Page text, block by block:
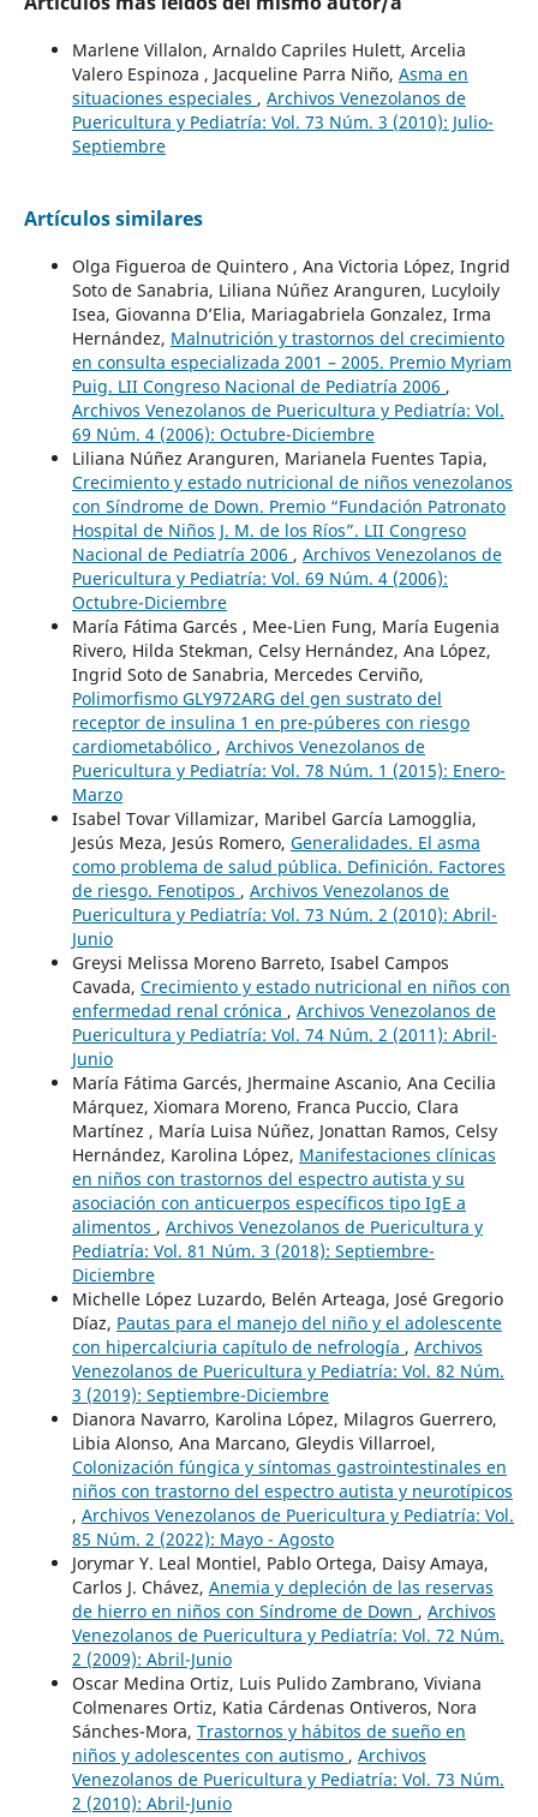
Marlene Villalon, Arnaldo Capriles Hulett, Arcelia
Valero Espinoza , Jacqueline Parra Niño, Asma en
situaciones especiales , Archivos Venezolanos de
Puericultura y Pediatría: Vol. 73 Núm. 3 (2010): Julio-
Septiembre
Artículos similares
Olga Figueroa de Quintero , Ana Victoria López, Ingrid
Soto de Sanabria, Liliana Núñez Aranguren, Lucyloily
Isea, Giovanna D’Elia, Mariagabriela Gonzalez, Irma
Hernández, Malnutrición y trastornos del crecimiento
en consulta especializada 2001 – 2005. Premio Myriam
Puig. LII Congreso Nacional de Pediatría 2006 ,
Archivos Venezolanos de Puericultura y Pediatría: Vol.
69 Núm. 4 (2006): Octubre-Diciembre
Liliana Núñez Aranguren, Marianela Fuentes Tapia,
Crecimiento y estado nutricional de niños venezolanos
con Síndrome de Down. Premio “Fundación Patronato
Hospital de Niños J. M. de los Ríos”. LII Congreso
Nacional de Pediatría 2006 , Archivos Venezolanos de
Puericultura y Pediatría: Vol. 69 Núm. 4 (2006):
Octubre-Diciembre
María Fátima Garcés , Mee-Lien Fung, María Eugenia
Rivero, Hilda Stekman, Celsy Hernández, Ana López,
Ingrid Soto de Sanabria, Mercedes Cerviño,
Polimorfismo GLY972ARG del gen sustrato del
receptor de insulina 1 en pre-púberes con riesgo
cardiometabólico , Archivos Venezolanos de
Puericultura y Pediatría: Vol. 78 Núm. 1 (2015): Enero-
Marzo
Isabel Tovar Villamizar, Maribel García Lamogglia,
Jesús Meza, Jesús Romero, Generalidades. El asma
como problema de salud pública. Definición. Factores
de riesgo. Fenotipos , Archivos Venezolanos de
Puericultura y Pediatría: Vol. 73 Núm. 2 (2010): Abril-
Junio
Greysi Melissa Moreno Barreto, Isabel Campos
Cavada, Crecimiento y estado nutricional en niños con
enfermedad renal crónica , Archivos Venezolanos de
Puericultura y Pediatría: Vol. 74 Núm. 2 (2011): Abril-
Junio
María Fátima Garcés, Jhermaine Ascanio, Ana Cecilia
Márquez, Xiomara Moreno, Franca Puccio, Clara
Martínez , María Luisa Núñez, Jonattan Ramos, Celsy
Hernández, Karolina López, Manifestaciones clínicas
en niños con trastornos del espectro autista y su
asociación con anticuerpos específicos tipo IgE a
alimentos , Archivos Venezolanos de Puericultura y
Pediatría: Vol. 81 Núm. 3 (2018): Septiembre-
Diciembre
Michelle López Luzardo, Belén Arteaga, José Gregorio
Díaz, Pautas para el manejo del niño y el adolescente
con hipercalciuria capítulo de nefrología , Archivos
Venezolanos de Puericultura y Pediatría: Vol. 82 Núm.
3 (2019): Septiembre-Diciembre
Dianora Navarro, Karolina López, Milagros Guerrero,
Libia Alonso, Ana Marcano, Gleydis Villarroel,
Colonización fúngica y síntomas gastrointestinales en
niños con trastorno del espectro autista y neurotípicos
, Archivos Venezolanos de Puericultura y Pediatría: Vol.
85 Núm. 2 (2022): Mayo - Agosto
Jorymar Y. Leal Montiel, Pablo Ortega, Daisy Amaya,
Carlos J. Chávez, Anemia y depleción de las reservas
de hierro en niños con Síndrome de Down , Archivos
Venezolanos de Puericultura y Pediatría: Vol. 72 Núm.
2 (2009): Abril-Junio
Oscar Medina Ortiz, Luis Pulido Zambrano, Viviana
Colmenares Ortiz, Katia Cárdenas Ontiveros, Nora
Sánches-Mora, Trastornos y hábitos de sueño en
niños y adolescentes con autismo , Archivos
Venezolanos de Puericultura y Pediatría: Vol. 73 Núm.
2 (2010): Abril-Junio